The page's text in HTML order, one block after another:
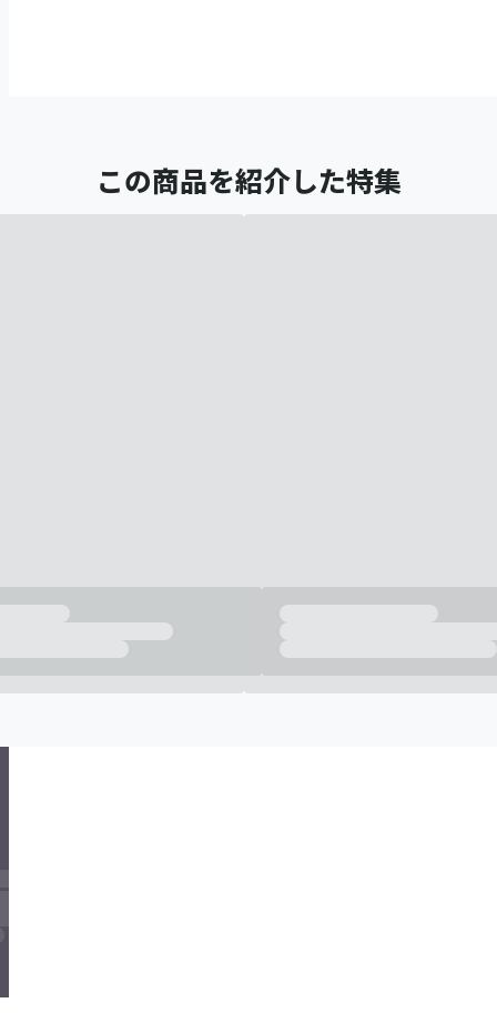
この商品を紹介した特集